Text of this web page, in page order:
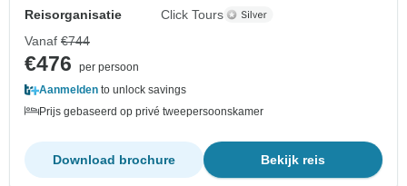
Reisorganisatie
Click Tours
Vanaf €744
€476
per persoon
Aanmelden to unlock savings
Prijs gebaseerd op privé tweepersoonskamer
Bekijk reis
Download brochure